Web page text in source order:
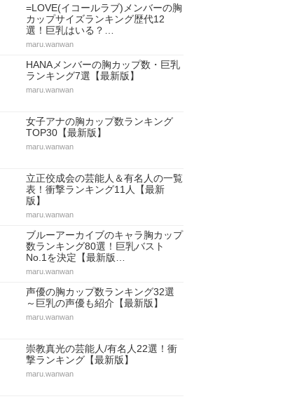
=LOVE(イコールラブ)メンバーの胸
カップサイズランキング歴代12
選！巨乳はいる？…
maru.wanwan
HANAメンバーの胸カップ数・巨乳
ランキング7選【最新版】
maru.wanwan
女子アナの胸カップ数ランキング
TOP30【最新版】
maru.wanwan
立正佼成会の芸能人＆有名人の一覧
表！衝撃ランキング11人【最新
版】
maru.wanwan
ブルーアーカイブのキャラ胸カップ
数ランキング80選！巨乳バスト
No.1を決定【最新版…
maru.wanwan
声優の胸カップ数ランキング32選
～巨乳の声優も紹介【最新版】
maru.wanwan
崇教真光の芸能人/有名人22選！衝
撃ランキング【最新版】
maru.wanwan